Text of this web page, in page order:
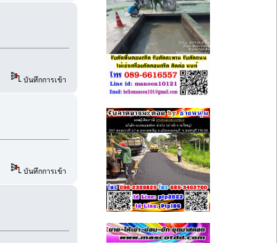
บันทึกการเข้า
บันทึกการเข้า